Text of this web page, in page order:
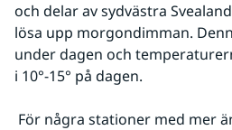
och delar av sydvästra
lösa upp morgondimman.
under dagen och
i 10°-15° på dagen.